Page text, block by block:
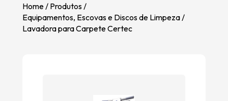
Home
Produtos
Equipamentos, Escovas e Discos de Limpeza
Lavadora para Carpete Certec